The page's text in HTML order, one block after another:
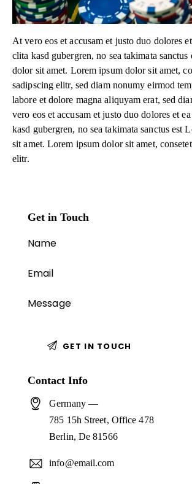
At vero eos et accusam et justo duo dolores
clita kasd gubergren, no sea takimata
dolor sit amet. Lorem ipsum dolor sit amet,
sadipscing elitr, sed diam nonumy eirmod
labore et dolore magna aliquyam erat, sed
vero eos et accusam et justo duo dolores et
kasd gubergren, no sea takimata sanctus est
sit amet. Lorem ipsum dolor sit amet,
elitr.
Get in Touch
Contact Info
Germany —
785 15h Street, Office 478
Berlin, De 81566
info@email.com